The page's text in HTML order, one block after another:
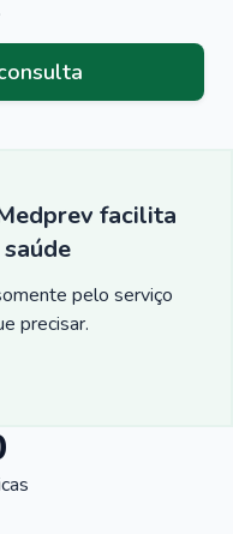
facilita
pelo serviço
precisar.